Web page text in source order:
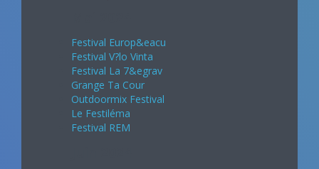
Festival Europ&eacu
Festival V?lo Vinta
Festival La 7&egrav
Grange Ta Cour
Outdoormix Festival
Le Festiléma
Festival REM